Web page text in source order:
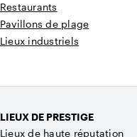
Restaurants
Pavillons de plage
Lieux industriels
LIEUX DE PRESTIGE
Lieux de haute réputation